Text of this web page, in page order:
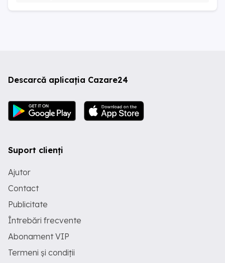
Descarcă aplicația Cazare24
Suport clienți
Ajutor
Contact
Publicitate
Întrebări frecvente
Abonament VIP
Termeni și condiții